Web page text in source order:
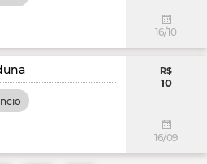
16/10
R$
10
16/09